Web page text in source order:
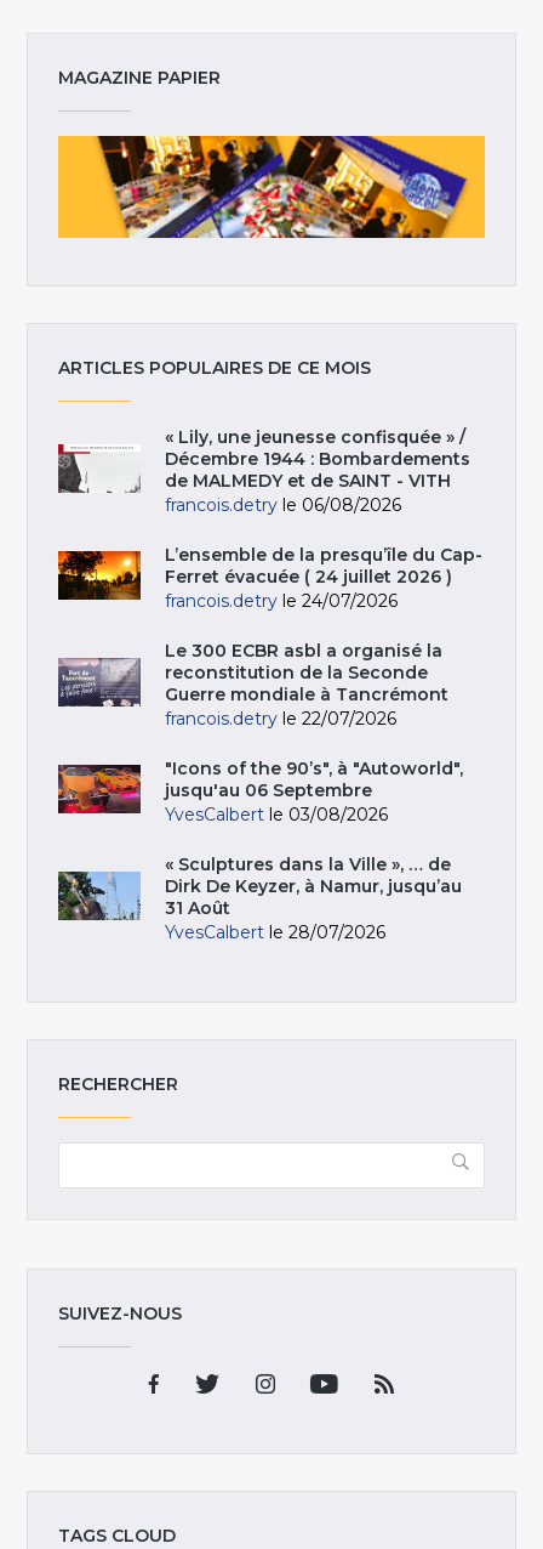
MAGAZINE PAPIER
ARTICLES POPULAIRES DE CE MOIS
« Lily, une jeunesse confisquée » /
Décembre 1944 : Bombardements
de MALMEDY et de SAINT - VITH
francois.detry le 06/08/2026
L’ensemble de la presqu’île du Cap-
Ferret évacuée ( 24 juillet 2026 )
francois.detry le 24/07/2026
Le 300 ECBR asbl a organisé la
reconstitution de la Seconde
Guerre mondiale à Tancrémont
francois.detry le 22/07/2026
"Icons of the 90’s", à "Autoworld",
jusqu'au 06 Septembre
YvesCalbert le 03/08/2026
« Sculptures dans la Ville », … de
Dirk De Keyzer, à Namur, jusqu’au
31 Août
YvesCalbert le 28/07/2026
RECHERCHER
SUIVEZ-NOUS
TAGS CLOUD